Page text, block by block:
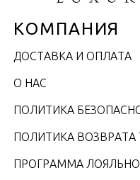
КОМПАНИЯ
ДОСТАВКА И ОПЛАТА
О НАС
ПОЛИТИКА
ПОЛИТИКА ВОЗВРАТА
ПРОГРАММА